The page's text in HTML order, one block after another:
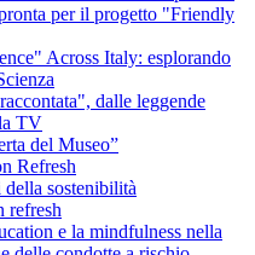
per il progetto "Friendly
Across Italy: esplorando
dalle leggende
TV
del Museo”
Refresh
sostenibilità
refresh
e la mindfulness nella